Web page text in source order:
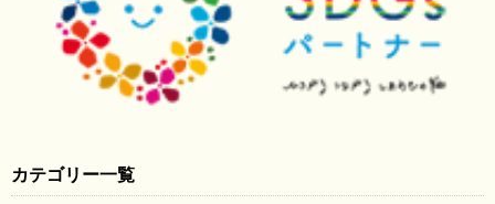
カテゴリー一覧